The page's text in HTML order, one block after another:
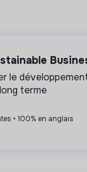
font !
en ligne
le
terme
• 100% en anglais